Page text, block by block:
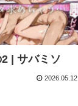
| サバミソ
2026.05.12